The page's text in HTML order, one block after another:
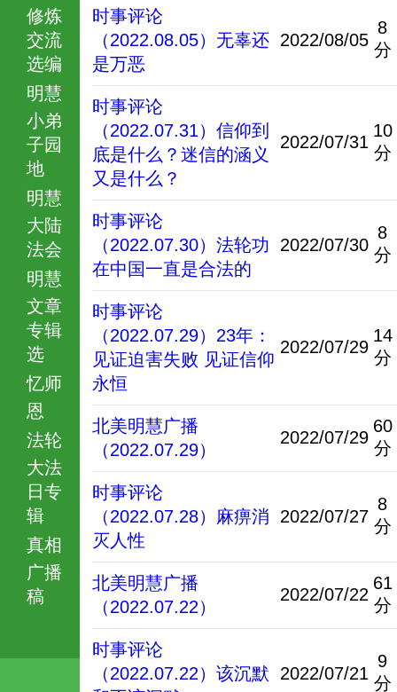
修炼
交流
选编
明慧
小弟
子园
地
明慧
大陆
法会
明慧
文章
专辑
选
忆师
恩
法轮
大法
日专
辑
真相
广播
稿
时事评论
（2022.08.05）无辜还
是万恶
2022/08/05
8
分
时事评论
（2022.07.31）信仰到
底是什么？迷信的涵义
又是什么？
2022/07/31
10
分
时事评论
（2022.07.30）法轮功
在中国一直是合法的
2022/07/30
8
分
时事评论
（2022.07.29）23年：
见证迫害失败 见证信仰
永恒
2022/07/29
14
分
北美明慧广播
（2022.07.29）
2022/07/29
60
分
时事评论
（2022.07.28）麻痹消
灭人性
2022/07/27
8
分
北美明慧广播
（2022.07.22）
2022/07/22
61
分
时事评论
（2022.07.22）该沉默
2022/07/21
9
分